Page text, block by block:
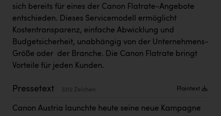
Immotech
INTERSPAR
INTERSPORT Austria
Jesolo
Jane Goodall Institute Austria
sich bereits für eines der Canon Flatrate-Angebote
entschieden. Dieses Servicemodell ermöglicht
Kostentransparenz, einfache Abwicklung und
Budgetsicherheit, unabhängig von der Unternehmens-
Größe oder der Branche. Die Canon Flatrate bringt
Vorteile für jeden Kunden.
Pressetext 3312 Zeichen Plaintext
Canon Austria launchte heute seine neue Kampagne